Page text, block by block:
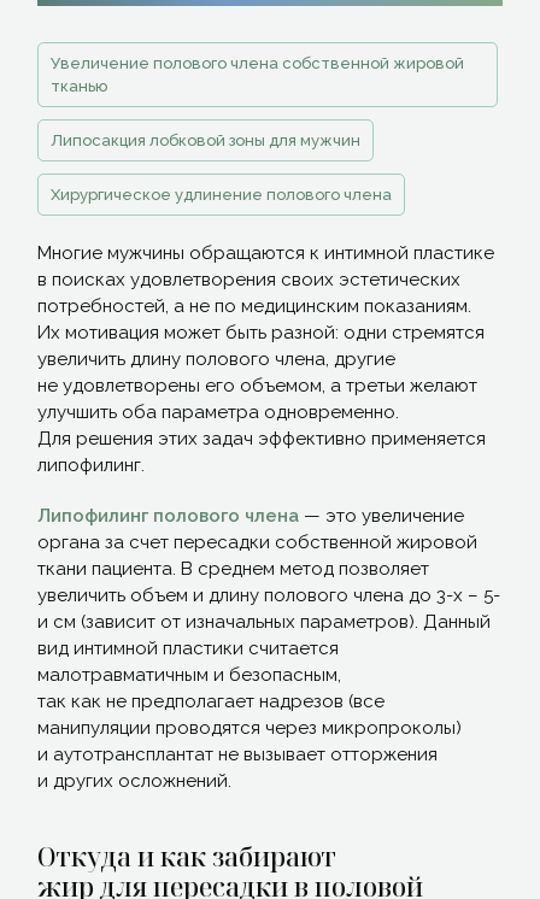
Увеличение полового члена собственной жировой
тканью
Липосакция лобковой зоны для мужчин
Хирургическое удлинение полового члена
Многие мужчины обращаются к интимной пластике
в поисках удовлетворения своих эстетических
потребностей, а не по медицинским показаниям.
Их мотивация может быть разной: одни стремятся
увеличить длину полового члена, другие
не удовлетворены его объемом, а третьи желают
улучшить оба параметра одновременно.
Для решения этих задач эффективно применяется
липофилинг.
Липофилинг полового члена — это увеличение
органа за счет пересадки собственной жировой
ткани пациента. В среднем метод позволяет
увеличить объем и длину полового члена до 3-х – 5-
и см (зависит от изначальных параметров). Данный
вид интимной пластики считается
малотравматичным и безопасным,
так как не предполагает надрезов (все
манипуляции проводятся через микропроколы)
и аутотрансплантат не вызывает отторжения
и других осложнений.
Откуда и как забирают
жир для пересадки в половой